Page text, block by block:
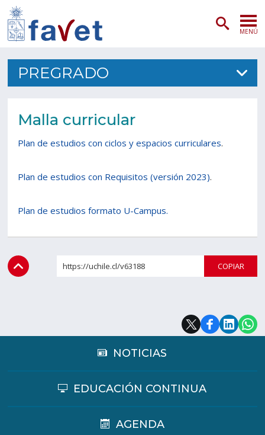
MENÚ
PORTADA
PREGRADO
POSTGRADO
INVESTIGACIÓN
FACULTAD
Egresados
PREGRADO
Malla curricular
Plan de estudios con ciclos y espacios curriculares.
Plan de estudios con Requisitos (versión 2023).
Plan de estudios formato U-Campus.
https://uchile.cl/v63188
NOTICIAS
EDUCACIÓN CONTINUA
AGENDA